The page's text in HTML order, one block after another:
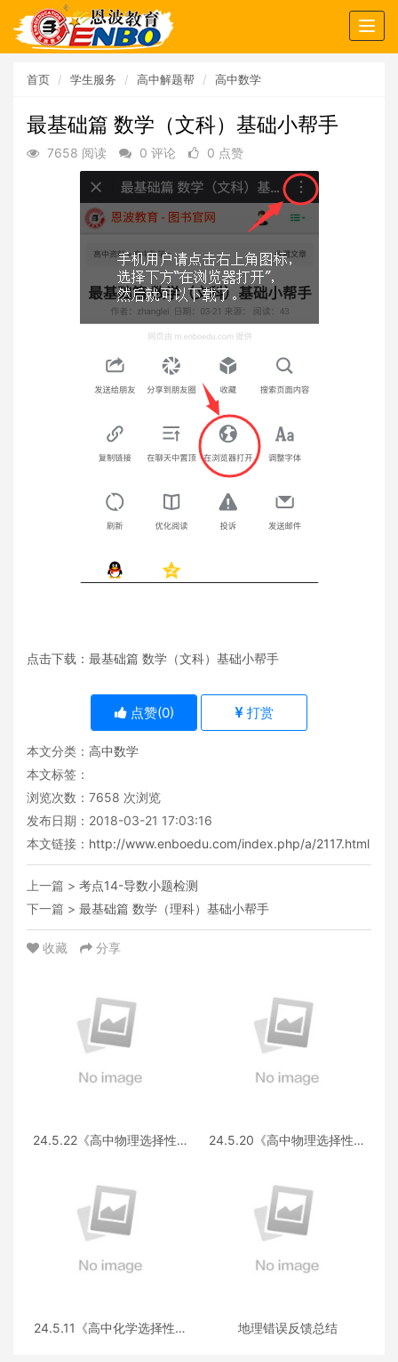
首页 学生服务 高中解题帮 高中数学
最基础篇 数学（文科）基础小帮手
7658 阅读 0 评论 0 点赞
点击下载：最基础篇 数学（文科）基础小帮手
点赞(0) 打赏
本文分类： 高中数学
本文标签：
浏览次数： 7658 次浏览
发布日期：2018-03-21 17:03:16
本文链接： http://www.enboedu.com/index.php/a/2117.html
上一篇 > 考点14-导数小题检测
下一篇 > 最基础篇 数学（理科）基础小帮手
收藏 分享
24.5.22《高中物理选择性必
24.5.20《高中物理选择性必
24.5.11《高中化学选择性必
地理错误反馈总结